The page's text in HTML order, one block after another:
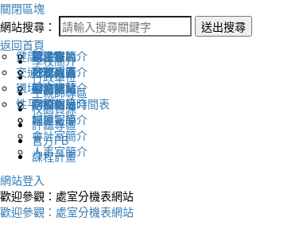
關閉區塊
網站搜尋：
送出搜尋
返回首頁
學校簡介
認識幸福
地理位置
英文網站
幸福相簿
媒體報導
行政單位
校長室簡介
教務處簡介
學務處簡介
總務處簡介
輔導室簡介
會計室簡介
人事室簡介
生親師專區
新生專區
升學專區
圖書館藏
學校作息時間表
校園資源
電子報
下載列表
評鑑專區
健康促進
交通安全
環境教育
性平教育
官方FB
課程計畫
網站登入
歡迎參觀：處室分機表網站
歡迎參觀：處室分機表網站